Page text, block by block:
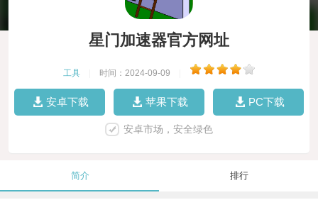
星门加速器官方网址
工具 时间：2024-09-09
安卓下载 苹果下载 PC下载
安卓市场，安全绿色
简介 排行